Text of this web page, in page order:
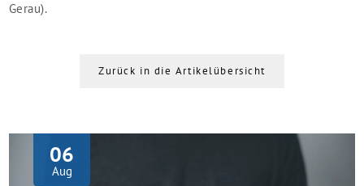
Gerau).
Zurück in die Artikelübersicht
06
Aug